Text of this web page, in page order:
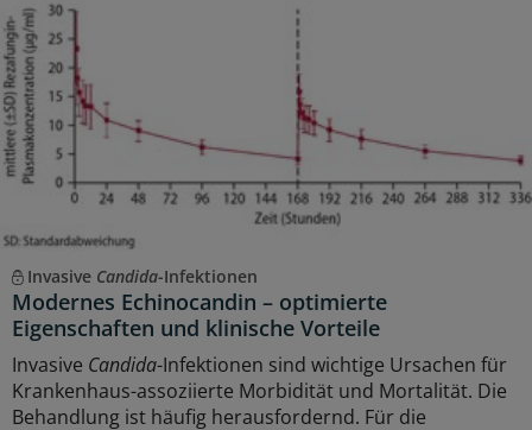
Invasive Candida-Infektionen
Modernes Echinocandin – optimierte
Eigenschaften und klinische Vorteile
Invasive Candida-Infektionen sind wichtige Ursachen für
Krankenhaus-assoziierte Morbidität und Mortalität. Die
Behandlung ist häufig herausfordernd. Für die